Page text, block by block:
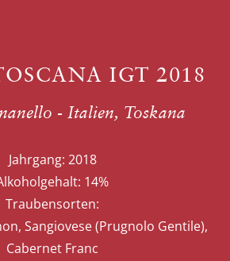
IGT 2018
- Italien, Toskana
Jahrgang: 2018
14%
Traubensorten:
Sangiovese (Prugnolo Gentile),
Cabernet Franc